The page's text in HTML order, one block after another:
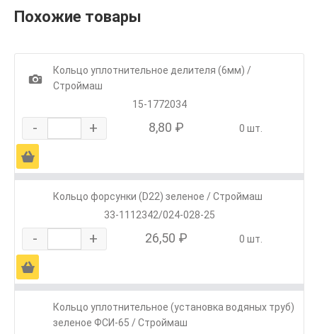
Похожие товары
1
Кольцо уплотнительное делителя (6мм) /
Строймаш
15-1772034
- + 8,80 ₽ 0 шт.
Ä
Кольцо форсунки (D22) зеленое / Строймаш
33-1112342/024-028-25
- + 26,50 ₽ 0 шт.
Ä
Кольцо уплотнительное (установка водяных труб)
зеленое ФСИ-65 / Строймаш